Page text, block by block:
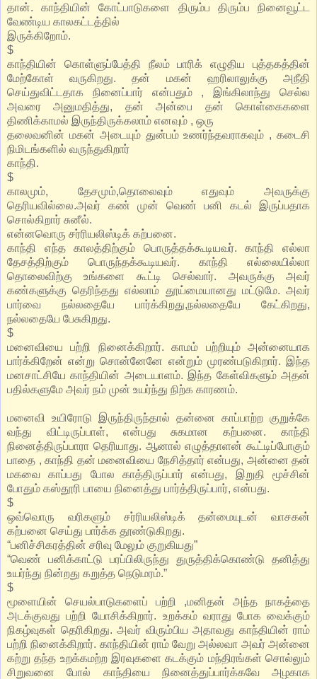
தான். காந்தியின் கோட்பாடுகளை திரும்ப திரும்ப நினைவூட்ட
வேண்டிய காலகட்டத்தில்
இருக்கிறோம்.
$
காந்தியின் கொள்ளுப்பேத்தி நீலம் பாரிக் எழுதிய புத்தகத்தின்
மேற்கோள் வருகிறது. தன் மகன் ஹரிலாலுக்கு அநீதி
செய்துவிட்டதாக நினைப்பார் என்பதும் , இங்கிலாந்து செல்ல
அவரை அனுமதித்து, தன் அன்பை தன் கொள்கைகளை
திணிக்காமல் இருந்திருக்கலாம் எனவும் , ஒரு
தலைவனின் மகன் அடையும் துன்பம் உணர்ந்தவராகவும் , கடைசி
நிமிடங்களில் வருந்துகிறார்
காந்தி.
$
காலமும், தேசமும்,தொலைவும் எதுவும் அவருக்கு
தெரியவில்லை.அவர் கண் முன் வெண் பனி கடல் இருப்பதாக
சொல்கிறார் சுனீல்.
என்னவொரு சர்ரியலிஸ்டிக் கற்பனை.
காந்தி எந்த காலத்திற்கும் பொருத்தக்கூடியவர். காந்தி எல்லா
தேசத்திற்கும் பொருந்தக்கூடியவர். காந்தி எல்லையில்லா
தொலைவிற்கு உங்களை கூட்டி செல்வார். அவருக்கு அவர்
கண்களுக்கு தெரிந்தது எல்லாம் தூய்மையானது மட்டுமே. அவர்
பார்வை நல்லதையே பார்க்கிறது,நல்லதையே கேட்கிறது,
நல்லதையே பேசுகிறது.
$
மனைவியை பற்றி நினைக்கிறார். காமம் பற்றியும் அன்னையாக
பார்க்கிறேன் என்று சொன்னேனே என்றும் முரண்படுகிறார். இந்த
மனசாட்சியே காந்தியின் அடையாளம். இந்த கேள்விகளும் அதன்
பதில்களுமே அவர் நம் முன் உயர்ந்து நிற்க காரணம்.
மனைவி உயிரோடு இருந்திருந்தால் தன்னை காப்பாற்ற குறுக்கே
வந்து விட்டிருப்பாள், என்பது சுகமான கற்பனை. காந்தி
நினைத்திருப்பாரா தெரியாது. ஆனால் எழுத்தாளன் கூட்டிப்போகும்
பாதை , காந்தி தன் மனைவியை நேசித்தார் என்பது, அன்னை தன்
மகவை காப்பது போல காத்திருப்பார் என்பது, இறுதி மூச்சின்
போதும் கஸ்தூரி பாயை நினைத்து பார்த்திருப்பார், என்பது.
$
ஒவ்வொரு வரிகளும் சர்ரியலிஸ்டிக் தன்மையுடன் வாசகன்
கற்பனை செய்து பார்க்க தூண்டுகிறது.
“பனிச்சிகரத்தின் சரிவு மேலும் குறுகியது”
“வெண் பனிக்காட்டு பரப்பிலிருந்து துருத்திக்கொண்டு தனித்து
உயர்ந்து நின்றது கறுத்த நெடுமரம்.”
$
மூளையின் செயல்பாடுகளைப் பற்றி ,மனிதன் அந்த நாகத்தை
அடக்குவது பற்றி யோசிக்கிறார். உறக்கம் வராது போக வைக்கும்
நிகழ்வுகள் தெரிகிறது. அவர் விரும்பிய அதாவது காந்தியின் ராம்
பற்றி நினைக்கிறார். காந்தியின் ராம் வேறு அல்லவா அவர் அன்னை
கற்று தந்த உறக்கமற்ற இரவுகளை கடக்கும் மந்திரங்கள் சொல்லும்
சிறுவனை போல் காந்தியை நினைத்துப்பார்க்கவே அழகாக